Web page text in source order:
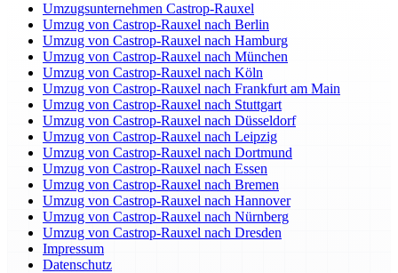
Umzugsunternehmen Castrop-Rauxel
Umzug von Castrop-Rauxel nach Berlin
Umzug von Castrop-Rauxel nach Hamburg
Umzug von Castrop-Rauxel nach München
Umzug von Castrop-Rauxel nach Köln
Umzug von Castrop-Rauxel nach Frankfurt am Main
Umzug von Castrop-Rauxel nach Stuttgart
Umzug von Castrop-Rauxel nach Düsseldorf
Umzug von Castrop-Rauxel nach Leipzig
Umzug von Castrop-Rauxel nach Dortmund
Umzug von Castrop-Rauxel nach Essen
Umzug von Castrop-Rauxel nach Bremen
Umzug von Castrop-Rauxel nach Hannover
Umzug von Castrop-Rauxel nach Nürnberg
Umzug von Castrop-Rauxel nach Dresden
Impressum
Datenschutz